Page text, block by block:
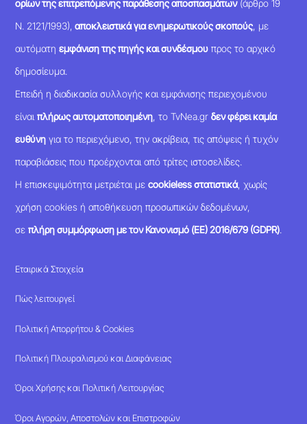
ορίων της επιτρεπόμενης παράθεσης αποσπασμάτων(άρθρο 19
Ν. 2121/1993), αποκλειστικά για ενημερωτικούς σκοπούς , με
αυτόματηεμφάνιση της πηγής και συνδέσμου προς το αρχικό
δημοσίευμα.
Επειδή η διαδικασία συλλογής και εμφάνισης περιεχομένου
είναιπλήρως αυτοματοποιημένη , το TvNea.grδεν φέρει καμία
ευθύνη για το περιεχόμενο, την ακρίβεια, τις απόψεις ή τυχόν
παραβιάσεις που προέρχονται από τρίτες ιστοσελίδες.
Η επισκεψιμότητα μετριέται μεcookieless στατιστικά, χωρίς
χρήση cookies ή αποθήκευση προσωπικών δεδομένων,
σεπλήρη συμμόρφωση με τον Κανονισμό (ΕΕ) 2016/679 (GDPR).
Εταιρικά Στοιχεία
Πώς λειτουργεί
Πολιτική Απορρήτου & Cookies
Πολιτική Πλουραλισμού και Διαφάνειας
Όροι Χρήσης και Πολιτική Λειτουργίας
Όροι Αγορών, Αποστολών και Επιστροφών